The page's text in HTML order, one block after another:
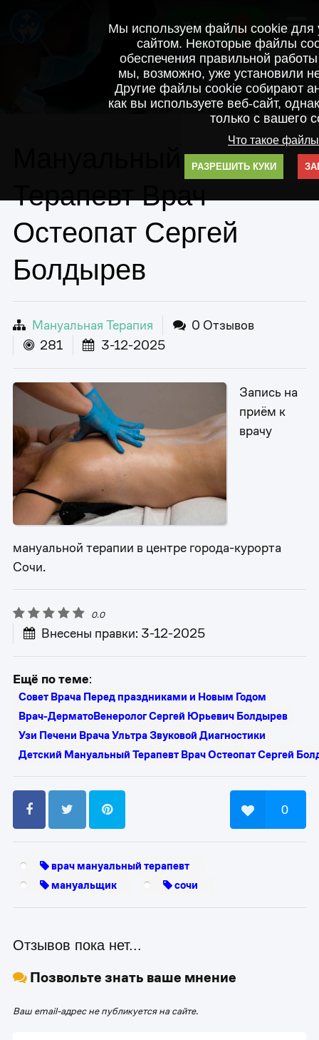
Корзина 0
Терапевт Врач
Остеопат Сергей
Болдырев
Мануальная Терапия
0 Отзывов
281
3-12-2025
Запись на
приём к
врачу
мануальной терапии в центре города-курорта
Сочи.
0.0
Внесены правки: 3-12-2025
Ещё по теме:
Совет Врача Перед праздниками и Новым Годом
Врач-ДерматоВенеролог Сергей Юрьевич Болдырев
Узи Печени Врача Ультра Звуковой Диагностики
Детский Мануальный Терапевт Врач Остеопат Сергей
0
врач мануальный терапевт
мануальщик
сочи
Отзывов пока нет...
Позвольте знать ваше мнение
Ваш email-адрес не публикуется на сайте.
Мы используем файлы cookie для
сайтом. Некоторые файлы
обеспечения правильной
мы, возможно, уже установили
Другие файлы cookie собирают
как вы используете веб-сайт,
только с вашего
Что такое файлы
РАЗРЕШИТЬ КУКИ